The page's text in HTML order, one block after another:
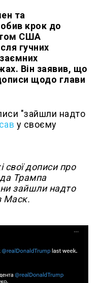
та
крок до
США
гучних
Він заявив, що
щодо глави
"зайшли надто
у своєму
дописи про
Трампа
зайшли надто
Маск.